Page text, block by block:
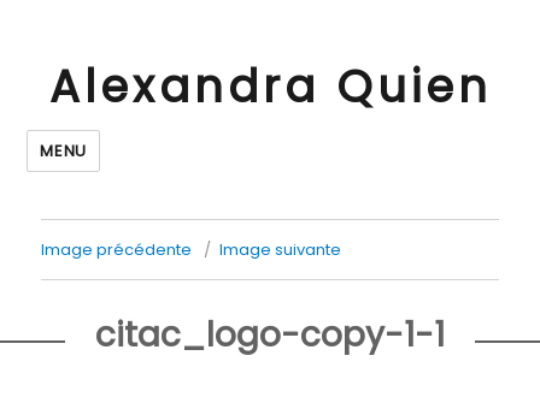
Alexandra Quien
MENU
Image précédente Image suivante
citac_logo-copy-1-1